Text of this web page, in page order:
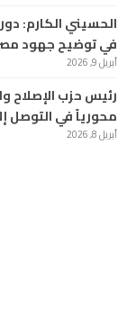
الحسيني الكارم:
في توضيح جهود
أبريل 9, 2026
رئيس حزب الإصلاح
محورياً في التوصل
أبريل 8, 2026